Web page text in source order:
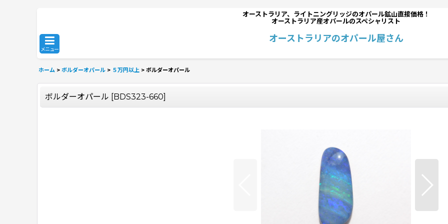
オーストラリア、ライトニングリッジのオパール鉱山直接価格！
オーストラリア産オパールのスペシャリスト
メニュー
オーストラリアのオパール屋さん
ホーム > ボルダーオパール > ５万円以上 > ボルダーオパール
ボルダーオパール [BDS323-660]